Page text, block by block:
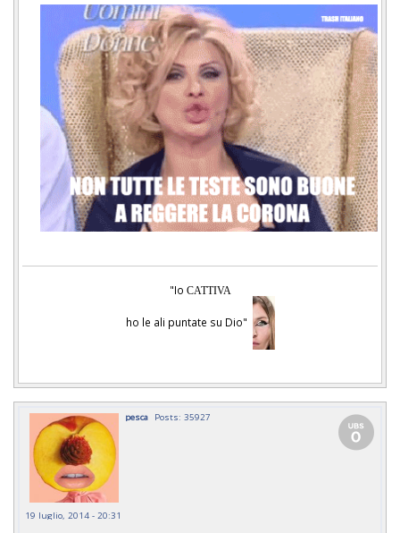
"Io CATTIVA
ho le ali puntate su Dio"
pesca Posts: 35927
19 luglio, 2014 - 20:31